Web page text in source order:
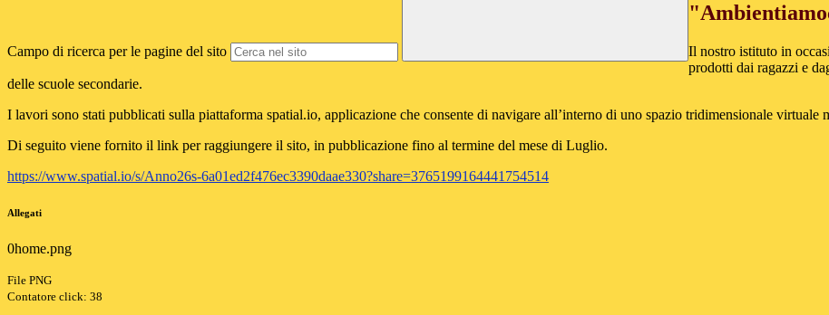
Campo di ricerca per le pagine del sito
Il nostro istituto in
prodotti dai ragazzi e
delle scuole secondarie.
I lavori sono stati pubblicati sulla piattaforma spatial.io, applicazione che consente di navigare all’interno di uno spazio tridimensionale virtuale
Di seguito viene fornito il link per raggiungere il sito, in pubblicazione fino al termine del mese di Luglio.
https://www.spatial.io/s/Anno26s-6a01ed2f476ec3390daae330?share=3765199164441754514
Allegati
0home.png
File PNG
Contatore click: 38